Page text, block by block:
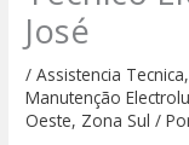
José
/Assistencia Tecnica
Manutenção
Oeste, Zona Sul /